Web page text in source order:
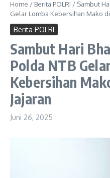
Home / Berita POLRI / Sambut
Gelar Lomba Kebersihan Mako
Berita POLRI
Sambut Hari
Polda NTB
Kebersihan
Jajaran
Juni 26, 2025